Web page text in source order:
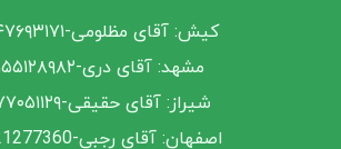
کیش: آقای مظلومی-۰۹۳۴۷۶۹۳۱۷۱
مشهد: آقای دری-۰۹۱۵۵۱۲۸۹۸۲
شیراز: آقای حقیقی-۰۹۱۷۷۰۵۱۱۲۹
اصفهان: آقای رجبی-09121277360